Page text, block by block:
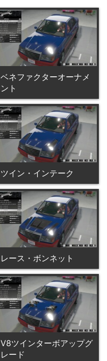
ベネファクターオーナメ
ント
ツイン・インテーク
レース・ボンネット
V8ツインターボアップグ
レード